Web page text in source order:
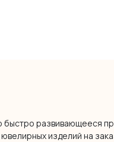
развивающееся
изделий на